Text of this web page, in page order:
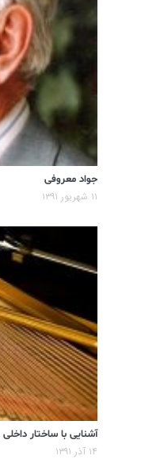
جواد معروفی
۱۱ شهریور ۱۳۹۱
آشنایی با ساختار
۱۴ آذر ۱۳۹۱